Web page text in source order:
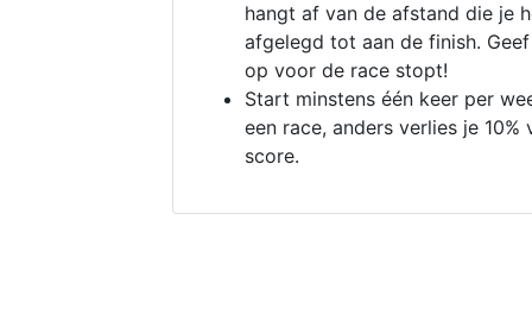
hangt af van de afstand die je
afgelegd tot aan de finish.
op voor de race stopt!
Start minstens één keer per
een race, anders verlies je 10%
score.